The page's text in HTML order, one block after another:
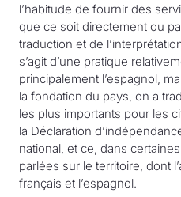
l’habitude de fournir des
que ce soit directement ou
traduction et de
s’agit d’une pratique
principalement l’espagnol,
la fondation du pays, on a
les plus importants pour les
la Déclaration
national, et ce, dans
parlées sur le territoire, dont
français et l’espagnol.